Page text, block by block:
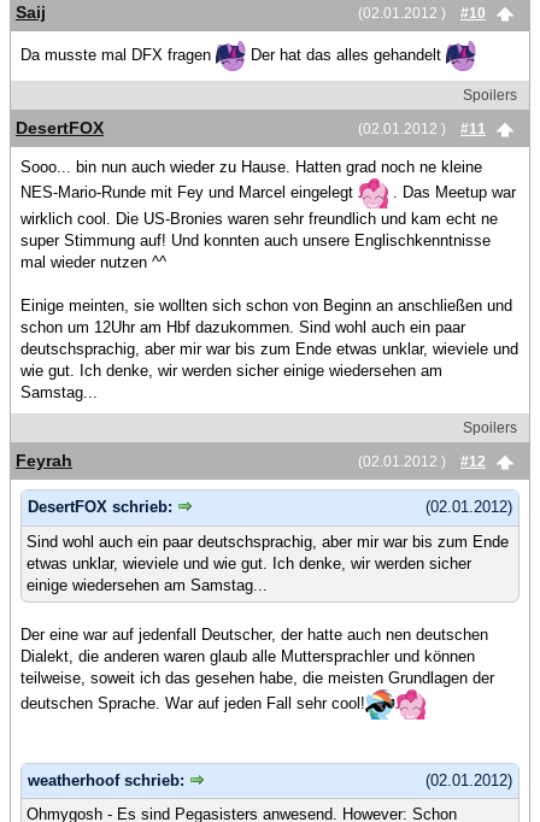
(02.01.2012 )
#10
Saij
Da musste mal DFX fragen Der hat das alles gehandelt
Spoilers
(02.01.2012 )
#11
DesertFOX
Sooo... bin nun auch wieder zu Hause. Hatten grad noch ne kleine
NES-Mario-Runde mit Fey und Marcel eingelegt
. Das Meetup war
wirklich cool. Die US-Bronies waren sehr freundlich und kam echt ne
super Stimmung auf! Und konnten auch unsere Englischkenntnisse
mal wieder nutzen ^^
Einige meinten, sie wollten sich schon von Beginn an anschließen und
schon um 12Uhr am Hbf dazukommen. Sind wohl auch ein paar
deutschsprachig, aber mir war bis zum Ende etwas unklar, wieviele und
wie gut. Ich denke, wir werden sicher einige wiedersehen am
Samstag...
Spoilers
(02.01.2012 )
#12
Feyrah
(02.01.2012)
DesertFOX schrieb:
Sind wohl auch ein paar deutschsprachig, aber mir war bis zum Ende
etwas unklar, wieviele und wie gut. Ich denke, wir werden sicher
einige wiedersehen am Samstag...
Der eine war auf jedenfall Deutscher, der hatte auch nen deutschen
Dialekt, die anderen waren glaub alle Muttersprachler und können
teilweise, soweit ich das gesehen habe, die meisten Grundlagen der
deutschen Sprache. War auf jeden Fall sehr cool!
(02.01.2012)
weatherhoof schrieb:
Ohmygosh - Es sind Pegasisters anwesend. However: Schon